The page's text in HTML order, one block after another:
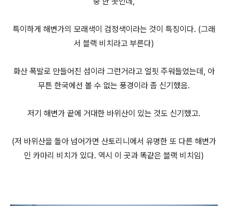
특이하게 해변가의 모래색이 검정색이라는 것이 특징이다. (그래
서 블랙 비치라고 부른다)
화산 폭발로 만들어진 섬이라 그런거라고 얼핏 주워들었는데, 아
무튼 한국에선 볼 수 없는 풍경이라 좀 신기했음.
저기 해변가 끝에 거대한 바위산이 있는 것도 신기했고.
(저 바위산을 돌아 넘어가면 산토리니에서 유명한 또 다른 해변가
인 카마리 비치가 있다. 역시 이 곳과 똑같은 블랙 비치임)